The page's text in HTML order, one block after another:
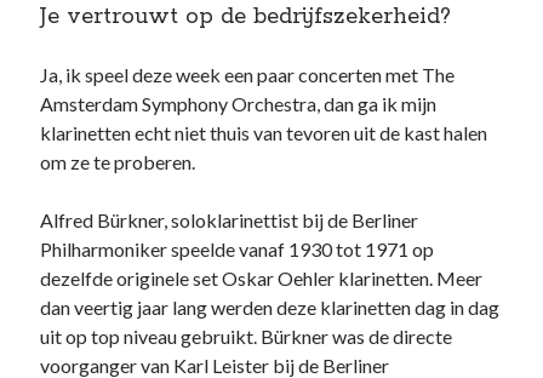
Je vertrouwt op de bedrijfszekerheid?
Ja, ik speel deze week een paar concerten met The
Amsterdam Symphony Orchestra, dan ga ik mijn
klarinetten echt niet thuis van tevoren uit de kast halen
om ze te proberen.
Alfred Bürkner, soloklarinettist bij de Berliner
Philharmoniker speelde vanaf 1930 tot 1971 op
dezelfde originele set Oskar Oehler klarinetten. Meer
dan veertig jaar lang werden deze klarinetten dag in dag
uit op top niveau gebruikt. Bürkner was de directe
voorganger van Karl Leister bij de Berliner